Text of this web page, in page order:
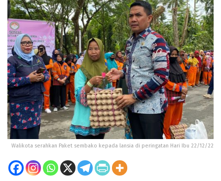
Walikota serahkan Paket sembako kepada lansia di peringatan Hari Ibu 22/12/22